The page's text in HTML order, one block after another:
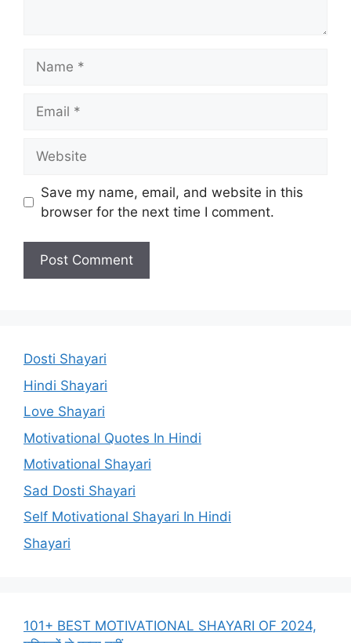
Save my name, email, and website in this
browser for the next time I comment.
Dosti Shayari
Hindi Shayari
Love Shayari
Motivational Quotes In Hindi
Motivational Shayari
Sad Dosti Shayari
Self Motivational Shayari In Hindi
Shayari
101+ BEST MOTIVATIONAL SHAYARI OF 2024,